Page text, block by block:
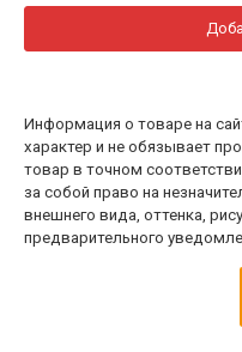
Информация о товаре на
характер и не обязывает
товар в точном
за собой право на
внешнего вида, оттенка,
предварительного